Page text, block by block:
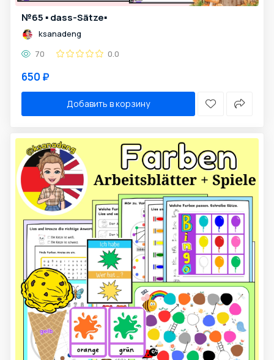
№65 ▪️ dass-Sätze▪️
ksanadeng
70
0.0
650 ₽
Добавить в корзину